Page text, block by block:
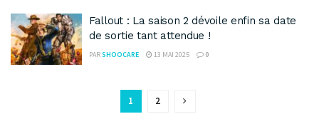
Fallout : La saison 2 dévoile enfin sa date
de sortie tant attendue !
PARSHOOCARE 13 MAI 2025 0
1 2